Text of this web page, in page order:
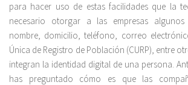
para hacer uso de estas facilidades que la
necesario otorgar a las empresas
nombre, domicilio, teléfono, correo
Única de Registro de Población (CURP), entre
integran la identidad digital de una persona.
has preguntado cómo es que las